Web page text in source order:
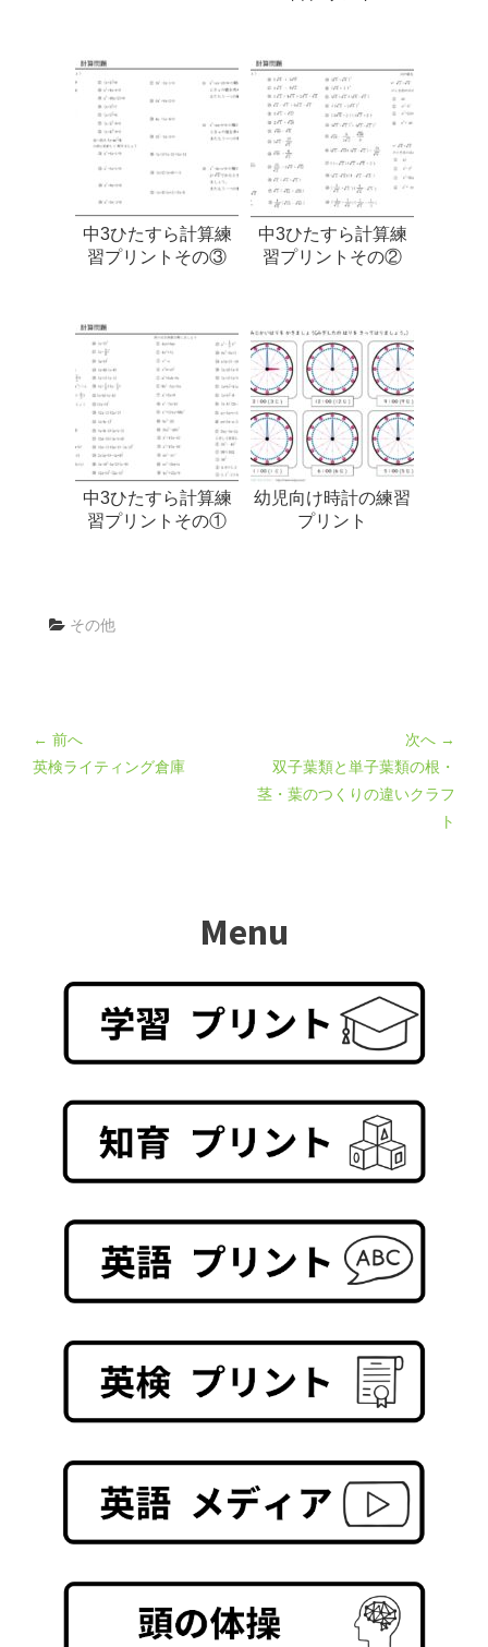
中3ひたすら計算練
習プリントその③
中3ひたすら計算練
習プリントその②
中3ひたすら計算練
習プリントその①
幼児向け時計の練習
プリント
その他
← 前へ
英検ライティング倉庫
次へ →
双子葉類と単子葉類の根・
茎・葉のつくりの違いクラフ
ト
Menu